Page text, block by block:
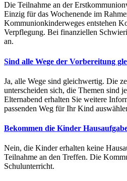
Die Teilnahme an der
Einzig für das Wochenende im
Kommunionkinderweges entstehen
Verpflegung. Bei finanziellen
an.
Sind alle Wege der Vorbereitung
Ja, alle Wege sind gleichwertig. Die
unterscheiden sich, die Themen sind
Elternabend erhalten Sie weitere
passenden Weg für Ihr Kind
Bekommen die Kinder
Nein, die Kinder erhalten keine
Teilnahme an den Treffen. Die
Schulunterricht.